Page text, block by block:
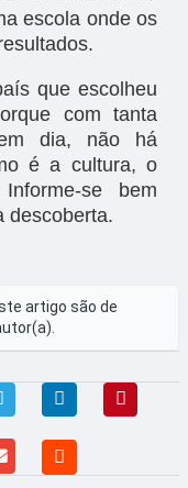
escola onde os
que escolheu
com tanta
dia, não há
é a cultura, o
se bem
descoberta.
artigo são de